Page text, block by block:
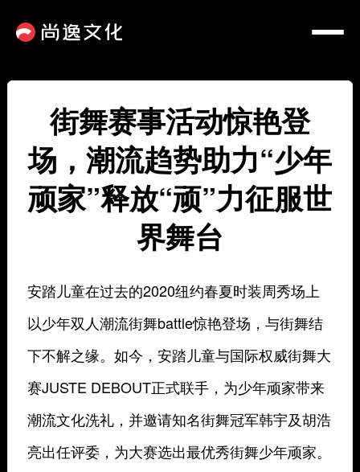
街舞赛事活动惊艳登
场，潮流趋势助力“少年
顽家”释放“顽”力征服世
界舞台
安踏儿童在过去的2020纽约春夏时装周秀场上
以少年双人潮流街舞battle惊艳登场，与街舞结
下不解之缘。如今，安踏儿童与国际权威街舞大
赛JUSTE DEBOUT正式联手，为少年顽家带来
潮流文化洗礼，并邀请知名街舞冠军韩宇及胡浩
亮出任评委，为大赛选出最优秀街舞少年顽家。